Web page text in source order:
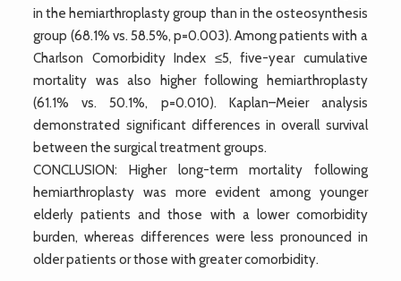
in the hemiarthroplasty group than in the osteosynthesis
group (68.1% vs. 58.5%, p=0.003). Among patients with a
Charlson Comorbidity Index ≤5, five-year cumulative
mortality was also higher following hemiarthroplasty
(61.1% vs. 50.1%, p=0.010). Kaplan–Meier analysis
demonstrated significant differences in overall survival
between the surgical treatment groups.
CONCLUSION: Higher long-term mortality following
hemiarthroplasty was more evident among younger
elderly patients and those with a lower comorbidity
burden, whereas differences were less pronounced in
older patients or those with greater comorbidity.